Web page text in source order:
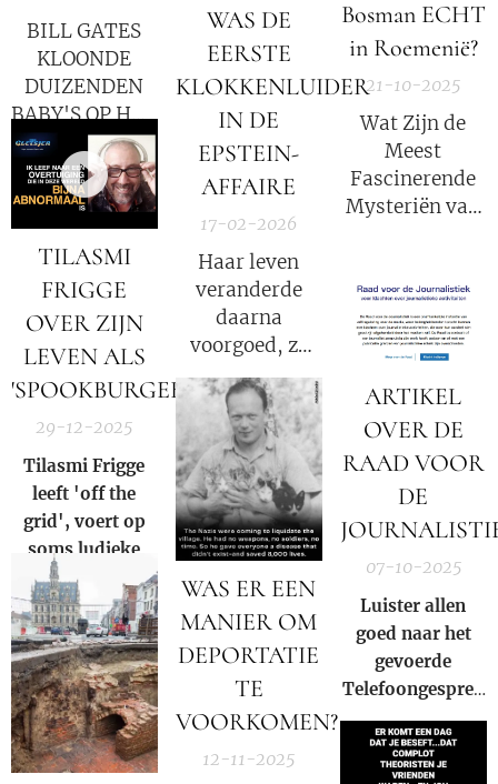
BILL GATES
KLOONDE
DUIZENDEN
BABY'S OP HET
EILAND VAN
EPSTEIN - DE
WHITE HATS
LANCEREN
EEN GLOBALE
AANVAL
TERWIJL
TRUMP ZICH
VOORBEREIDT
OP
VERGELDING!
WAS DE
EERSTE
KLOKKENLUIDER
IN DE
EPSTEIN-
AFFAIRE
17-02-2026
Haar leven
veranderde
daarna
voorgoed, ze
kreeg te maken
met publieke
verontwaardiging,
haar carrière
werd verwoest
en ze leed
persoonlijk
verlies!
welvaart. Het
gouden tijdperk.
TILASMI
FRIGGE
OVER ZIJN
LEVEN ALS
'SPOOKBURGER'
29-12-2025
Tilasmi Frigge
leeft 'off the
grid', voert op
soms ludieke
wijze acties
tegen de staat,
en is een
'spookburger',
gezien hij zich
aan het huidige
oneerlijke
systeem heeft
WAS ER EEN
MANIER OM
DEPORTATIE
TE
VOORKOMEN?
12-11-2025
Bosman ECHT
in Roemenië?
21-10-2025
Wat Zijn de
Meest
Fascinerende
Mysteriën van
ARTIKEL
OVER DE
RAAD VOOR
DE
07-10-2025
Luister allen
goed naar het
gevoerde
Telefoongesprek
op maandag 6
oktober 2025